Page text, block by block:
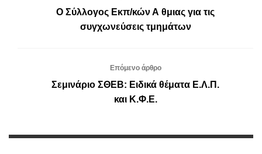
Ο Σύλλογος Εκπ/κών Α θμιας για τις
συγχωνεύσεις τμημάτων
Επόμενο άρθρο
Σεμινάριο ΣΘΕΒ: Ειδικά θέματα Ε.Λ.Π.
και Κ.Φ.Ε.